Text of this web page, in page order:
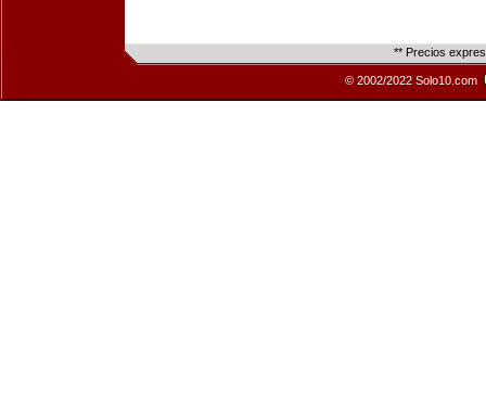
** Precios
© 2002/2022 Solo10.com